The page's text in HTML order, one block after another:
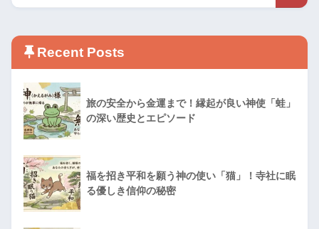
Recent Posts
旅の安全から金運まで！縁起が良い神使「蛙」
の深い歴史とエピソード
福を招き平和を願う神の使い「猫」！寺社に眠
る優しき信仰の秘密